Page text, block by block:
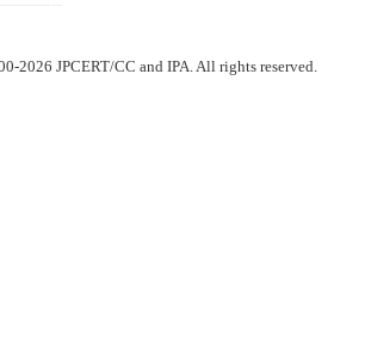
2026 JPCERT/CC and IPA. All rights reserved.